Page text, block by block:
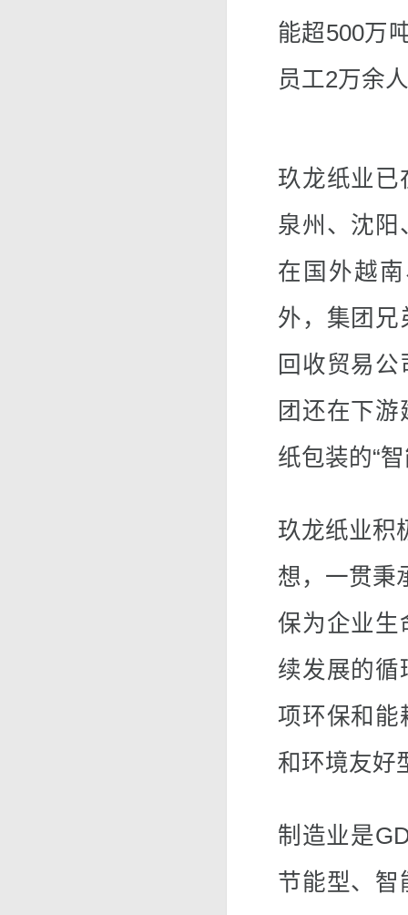
能超500万
员工2万余
玖龙纸业已
泉州、沈阳
在国外越
外，集团兄
回收贸易
团还在下
纸包装的“
玖龙纸业积
想，一贯秉
保为企业生
续发展的循
项环保和能
和环境友好
制造业是
节能型、智